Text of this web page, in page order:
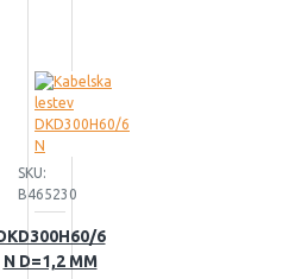
SKU:
B465230
6
N D=1,2 MM